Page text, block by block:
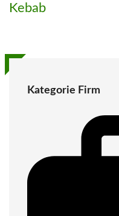
Kebab
Kategorie Firm